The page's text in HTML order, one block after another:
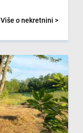
Više o nekretnini >